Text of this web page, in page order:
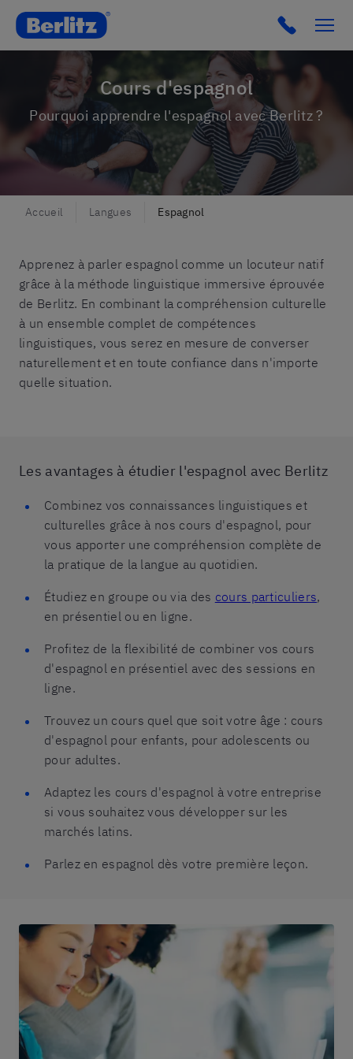
Berlitz Belgium Click to
Cours d'espagnol
Pourquoi apprendre l'espagnol avec Berlitz ?
Accueil Langues Espagnol
Apprenez à parler espagnol comme un locuteur natif
grâce à la méthode linguistique immersive éprouvée
de Berlitz. En combinant la compréhension culturelle
à un ensemble complet de compétences
linguistiques, vous serez en mesure de converser
naturellement et en toute confiance dans n'importe
quelle situation.
Les avantages à étudier l'espagnol avec Berlitz
Combinez vos connaissances linguistiques et
culturelles grâce à nos cours d'espagnol, pour
vous apporter une compréhension complète de
la pratique de la langue au quotidien.
Étudiez en groupe ou via des cours particuliers,
en présentiel ou en ligne.
Profitez de la flexibilité de combiner vos cours
d'espagnol en présentiel avec des sessions en
ligne.
Trouvez un cours quel que soit votre âge : cours
d'espagnol pour enfants, pour adolescents ou
pour adultes.
Adaptez les cours d'espagnol à votre entreprise
si vous souhaitez vous développer sur les
marchés latins.
Parlez en espagnol dès votre première leçon.